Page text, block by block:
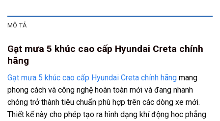
MÔ TẢ
Gạt mưa 5 khúc cao cấp Hyundai Creta chính
hãng
Gạt mưa 5 khúc cao cấp Hyundai Creta chính hãng mang
phong cách và công nghệ hoàn toàn mới và đang nhanh
chóng trở thành tiêu chuẩn phù hợp trên các dòng xe mới.
Thiết kế này cho phép tạo ra hình dạng khí động học phẳng